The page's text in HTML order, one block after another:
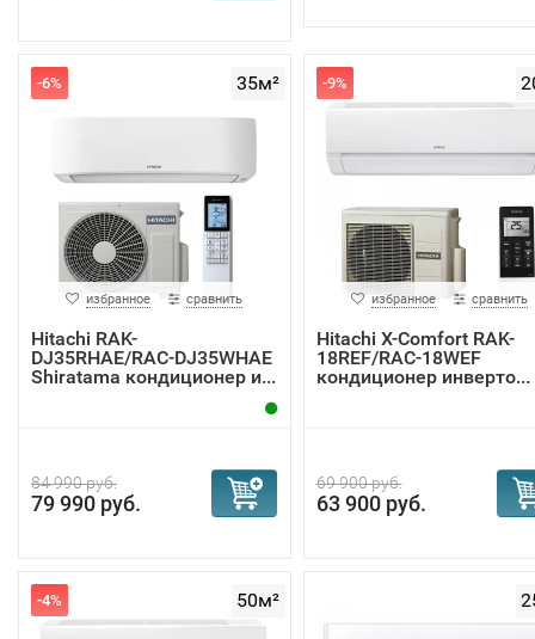
35м²
-6%
избранное сравнить
Hitachi RAK-
DJ35RHAE/RAC-DJ35WHAE
Shiratama кондиционер и...
84 990 руб.
79 990 руб.
-9%
избранное сравнить
Hitachi Х-Сomfort RAK-
18REF/RAC-18WEF
кондиционер инверто...
69 900 руб.
63 900 руб.
50м²
-4%